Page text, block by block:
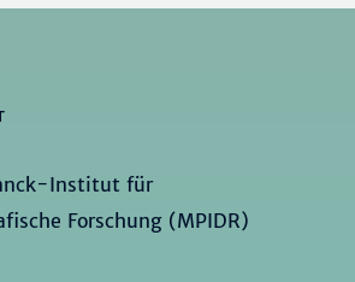
Institut für
Forschung (MPIDR)